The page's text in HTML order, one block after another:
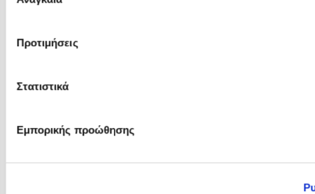
Προτιμήσεις
Στατιστικά
Εμπορικής προώθησης
Lu Marie